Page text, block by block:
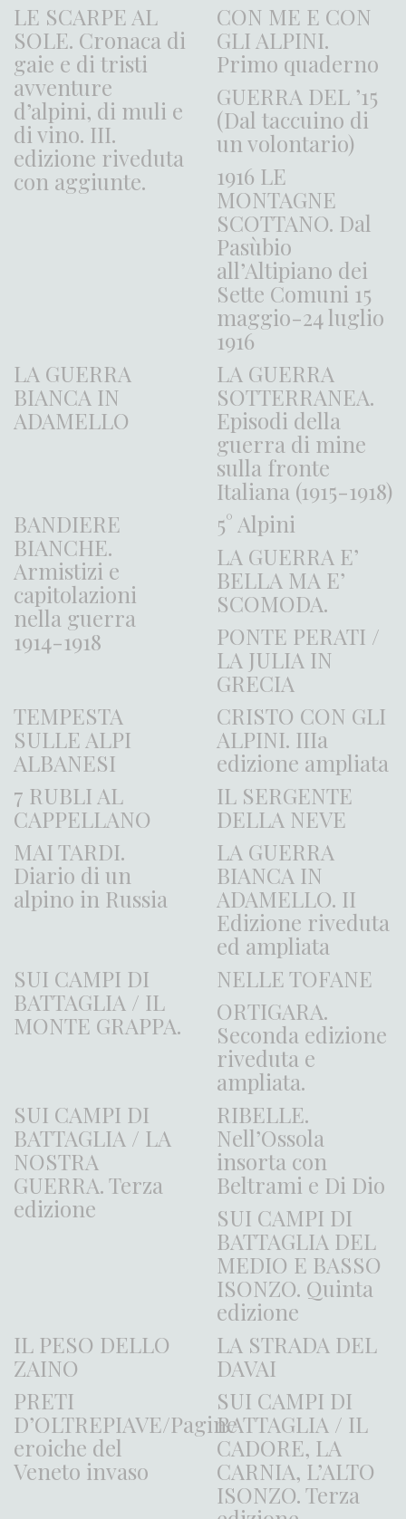
LE SCARPE AL
SOLE. Cronaca di
gaie e di tristi
avventure
d’alpini, di muli e
di vino. III.
edizione riveduta
con aggiunte.
CON ME E CON
GLI ALPINI.
Primo quaderno
GUERRA DEL ’15
(Dal taccuino di
un volontario)
1916 LE
MONTAGNE
SCOTTANO. Dal
Pasùbio
all’Altipiano dei
Sette Comuni 15
maggio-24 luglio
1916
LA GUERRA
BIANCA IN
ADAMELLO
LA GUERRA
SOTTERRANEA.
Episodi della
guerra di mine
sulla fronte
Italiana (1915-1918)
BANDIERE
BIANCHE.
Armistizi e
capitolazioni
nella guerra
1914-1918
5° Alpini
LA GUERRA E’
BELLA MA E’
SCOMODA.
PONTE PERATI /
LA JULIA IN
GRECIA
TEMPESTA
SULLE ALPI
ALBANESI
CRISTO CON GLI
ALPINI. IIIa
edizione ampliata
7 RUBLI AL
CAPPELLANO
IL SERGENTE
DELLA NEVE
MAI TARDI.
Diario di un
alpino in Russia
LA GUERRA
BIANCA IN
ADAMELLO. II
Edizione riveduta
ed ampliata
SUI CAMPI DI
BATTAGLIA / IL
MONTE GRAPPA.
NELLE TOFANE
ORTIGARA.
Seconda edizione
riveduta e
ampliata.
SUI CAMPI DI
BATTAGLIA / LA
NOSTRA
GUERRA. Terza
edizione
RIBELLE.
Nell’Ossola
insorta con
Beltrami e Di Dio
SUI CAMPI DI
BATTAGLIA DEL
MEDIO E BASSO
ISONZO. Quinta
edizione
IL PESO DELLO
ZAINO
LA STRADA DEL
DAVAI
PRETI
D’OLTREPIAVE/Pagine
eroiche del
Veneto invaso
SUI CAMPI DI
BATTAGLIA / IL
CADORE, LA
CARNIA, L’ALTO
ISONZO. Terza